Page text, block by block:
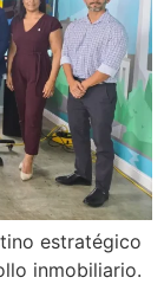
estratégico
inmobiliario.